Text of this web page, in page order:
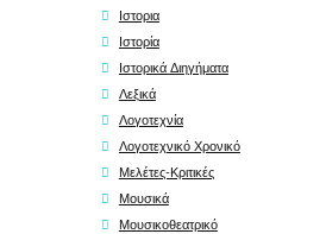
Ιστορια
Ιστορία
Ιστορικά Διηγήματα
Λεξικά
Λογοτεχνία
Λογοτεχνικό Χρονικό
Μελέτες-Κριτικές
Μουσικά
Μουσικοθεατρικό